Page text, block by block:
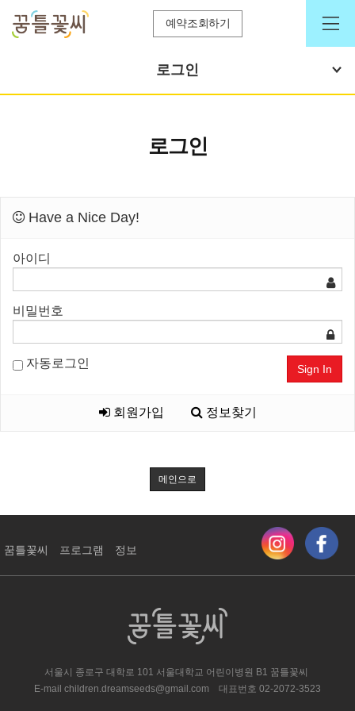
예약조회하기
로그인
로그인
Have a Nice Day!
아이디
비밀번호
자동로그인 Sign In
회원가입 정보찾기
메인으로
꿈틀꽃씨 프로그램 정보
서울시 종로구 대학로 101 서울대학교 어린이병원 ​B1 꿈틀꽃씨
E-mail children.dreamseeds@gmail.com 대표번호 02-2072-3523